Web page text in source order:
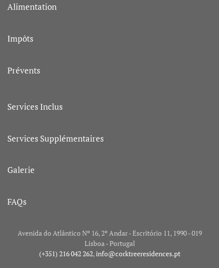
Alimentation
Impôts
Prévents
Services Inclus
Services Supplémentaires
Galerie
FAQs
Avenida do Atlântico Nº 16, 2º Andar - Escritório 11, 1990 - 019
Lisboa - Portugal
(+351) 216 042 262,info@corktreeresidences.pt